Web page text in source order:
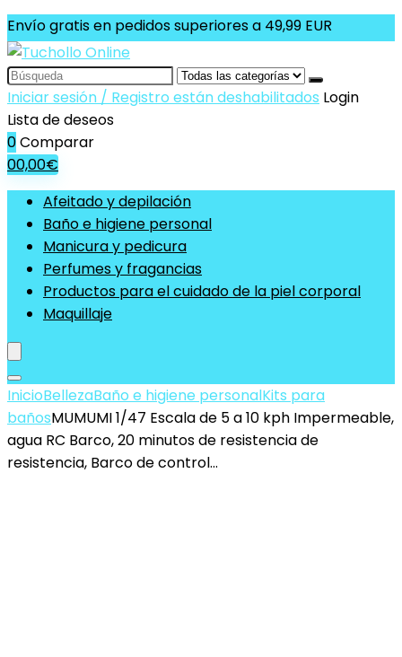
Envío gratis en pedidos superiores a 49,99 EUR
Search
for:
Iniciar sesión / Registro están deshabilitados Login
Lista de deseos
0Comparar
00,00€
Afeitado y depilación
Baño e higiene personal
Manicura y pedicura
Perfumes y fragancias
Productos para el cuidado de la piel corporal
Maquillaje
InicioBellezaBaño e higiene personalKits para
bañosMUMUMI 1/47 Escala de 5 a 10 kph Impermeable,
agua RC Barco, 20 minutos de resistencia de
resistencia, Barco de control…